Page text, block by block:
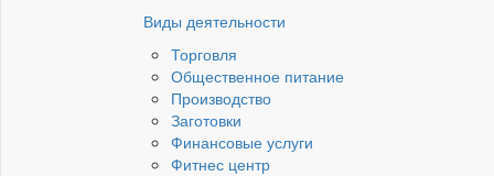
Виды деятельности
Торговля
Общественное питание
Производство
Заготовки
Финансовые услуги
Фитнес центр